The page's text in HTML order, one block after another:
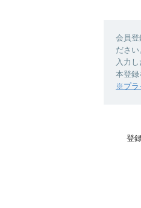
会員登
ださい
入力
本登録
※プラ
登